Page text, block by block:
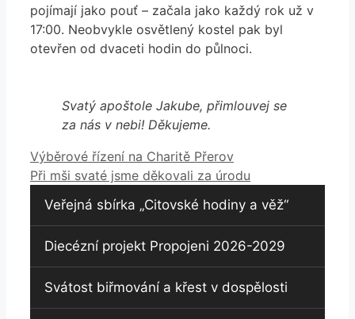
pojímají jako pouť – začala jako každý rok už v
17:00. Neobvykle osvětlený kostel pak byl
otevřen od dvaceti hodin do půlnoci.
Svatý apoštole Jakube, přimlouvej se
za nás v nebi! Děkujeme.
Výběrové řízení na Charitě Přerov
Při mši svaté jsme děkovali za úrodu
Veřejná sbírka „Citovské hodiny a věž“
Diecézní projekt Propojeni 2026-2029
Svátost biřmování a křest v dospělosti